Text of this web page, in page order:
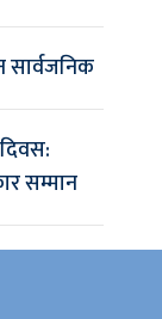
सम्मान